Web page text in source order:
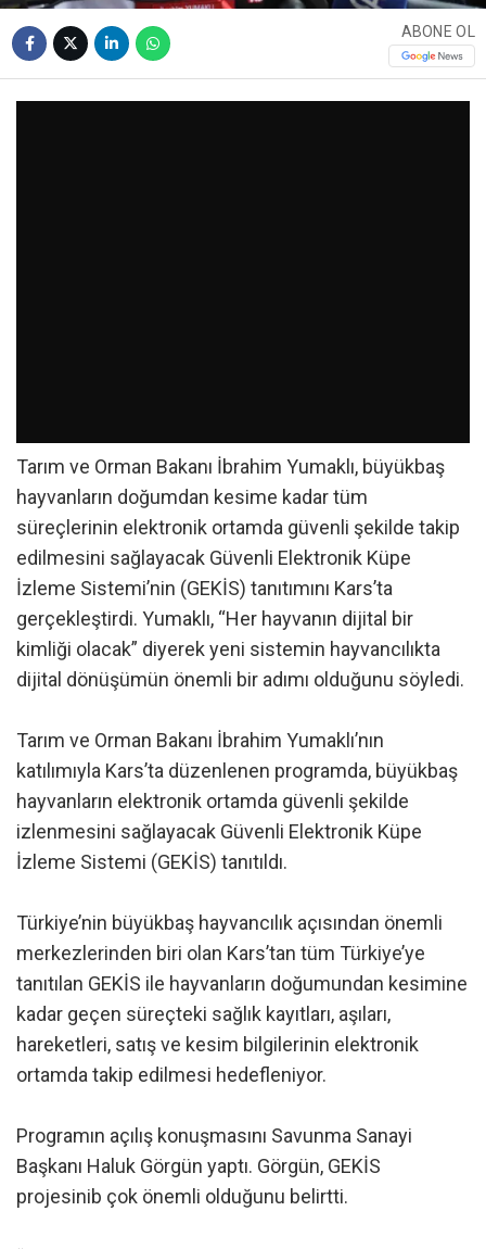
ABONE OL
Tarım ve Orman Bakanı İbrahim Yumaklı, büyükbaş
hayvanların doğumdan kesime kadar tüm
süreçlerinin elektronik ortamda güvenli şekilde takip
edilmesini sağlayacak Güvenli Elektronik Küpe
İzleme Sistemi’nin (GEKİS) tanıtımını Kars’ta
gerçekleştirdi. Yumaklı, “Her hayvanın dijital bir
kimliği olacak” diyerek yeni sistemin hayvancılıkta
dijital dönüşümün önemli bir adımı olduğunu söyledi.
Tarım ve Orman Bakanı İbrahim Yumaklı’nın
katılımıyla Kars’ta düzenlenen programda, büyükbaş
hayvanların elektronik ortamda güvenli şekilde
izlenmesini sağlayacak Güvenli Elektronik Küpe
İzleme Sistemi (GEKİS) tanıtıldı.
Türkiye’nin büyükbaş hayvancılık açısından önemli
merkezlerinden biri olan Kars’tan tüm Türkiye’ye
tanıtılan GEKİS ile hayvanların doğumundan kesimine
kadar geçen süreçteki sağlık kayıtları, aşıları,
hareketleri, satış ve kesim bilgilerinin elektronik
ortamda takip edilmesi hedefleniyor.
Programın açılış konuşmasını Savunma Sanayi
Başkanı Haluk Görgün yaptı. Görgün, GEKİS
projesinib çok önemli olduğunu belirtti.